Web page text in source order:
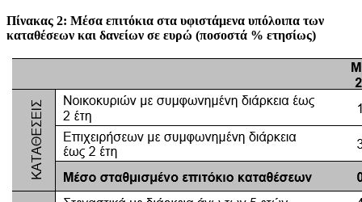
Πίνακας 2: Μέσα επιτόκια στα υφιστάμενα υπόλοιπα των
καταθέσεων και δανείων σε ευρώ (ποσοστά % ετησίως)